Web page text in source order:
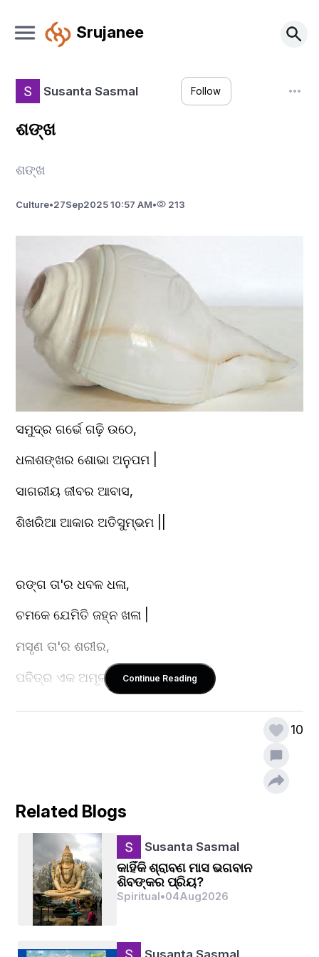
Srujanee
Susanta Sasmal Follow
ଶଙ୍ଖ
ଶଙ୍ଖ
Culture•27Sep2025 10:57 AM• 213
ସମୁଦ୍ର ଗର୍ଭେ ଗଢ଼ି ଉଠେ,
ଧଳାଶଙ୍ଖର ଶୋଭା ଅନୁପମ |
ସାଗରୀୟ ଜୀବର ଆବାସ,
ଶିଖରିଆ ଆକାର ଅତିସୁମ୍ଭମ ||
ରଙ୍ଗ ତା'ର ଧବଳ ଧଳା,
ଚମକେ ଯେମିତି ଜହ୍ନ ଖଳା |
ମସୃଣ ତା'ର ଶରୀର,
ପବିତ୍ର ଏକ ଅମୂଲ୍ୟ ରତ୍ନ||
ଘରେ ରଖିଲେ ଧନ ଧାନ୍ୟ,
ଲକ୍ଷ୍ମୀ କରନ୍ତି ସଦା ବାସ ||
ପୂଜାର ଥାଳିରେ ତା'ର,
ଅନନ୍ୟ ଏକ ମହିମା|
Continue Reading
10
Related Blogs
Susanta Sasmal
କାହିଁକି ଶ୍ରାବଣ ମାସ ଭଗବାନ
ଶିବଙ୍କର ପ୍ରିୟ?
Spiritual•04Aug2026
Susanta Sasmal